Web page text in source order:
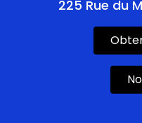
225 Rue du